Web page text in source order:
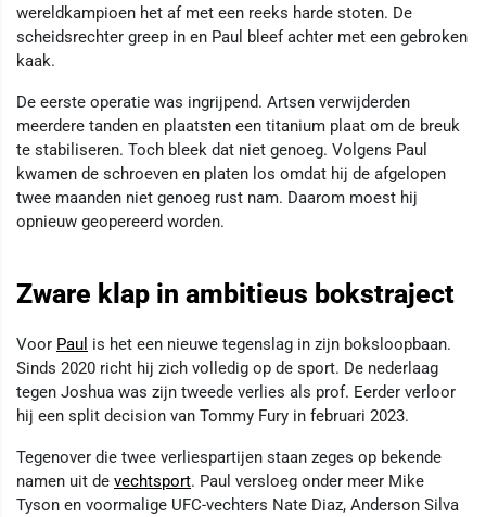
wereldkampioen het af met een reeks harde stoten. De
scheidsrechter greep in en Paul bleef achter met een gebroken
kaak.
De eerste operatie was ingrijpend. Artsen verwijderden
meerdere tanden en plaatsten een titanium plaat om de breuk
te stabiliseren. Toch bleek dat niet genoeg. Volgens Paul
kwamen de schroeven en platen los omdat hij de afgelopen
twee maanden niet genoeg rust nam. Daarom moest hij
opnieuw geopereerd worden.
Zware klap in ambitieus bokstraject
Voor Paul is het een nieuwe tegenslag in zijn boksloopbaan.
Sinds 2020 richt hij zich volledig op de sport. De nederlaag
tegen Joshua was zijn tweede verlies als prof. Eerder verloor
hij een split decision van Tommy Fury in februari 2023.
Tegenover die twee verliespartijen staan zeges op bekende
namen uit de vechtsport. Paul versloeg onder meer Mike
Tyson en voormalige UFC-vechters Nate Diaz, Anderson Silva